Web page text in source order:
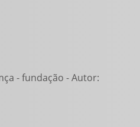
- fundação - Autor: